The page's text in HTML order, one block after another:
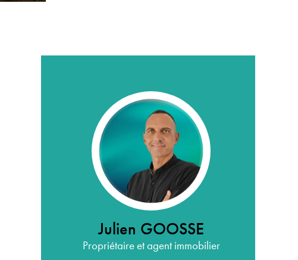
Julien GOOSSE
Propriétaire et agent immobilier